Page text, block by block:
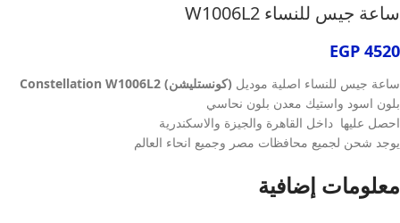
ساعة جيس للنساء W1006L2
EGP 4520
ساعة جيس للنساء اصلية موديل (كونستليشن) Constellation W1006L2
بلون اسود واستيك معدن بلون نحاسي
احصل عليها داخل القاهرة والجيزة والاسكندرية
يوجد شحن لجميع محافظات مصر وجميع انحاء العالم
معلومات إضافية